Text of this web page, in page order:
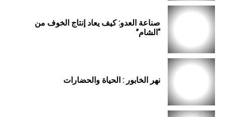
صناعة العدو: كيف يعاد إنتاج الخوف من
“الشام”
نهر الخابور : الحياة والحضارات